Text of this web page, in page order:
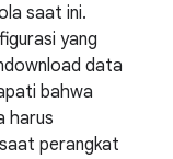
saat ini.
yang
data
bahwa
harus
perangkat